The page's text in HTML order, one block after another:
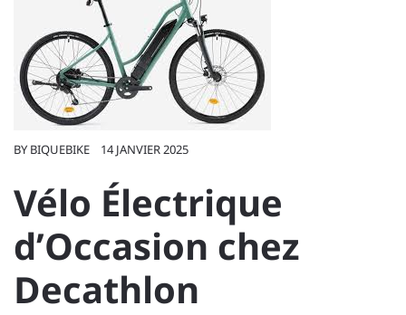
BY BIQUEBIKE 14 JANVIER 2025
Vélo Électrique
d’Occasion chez
Decathlon